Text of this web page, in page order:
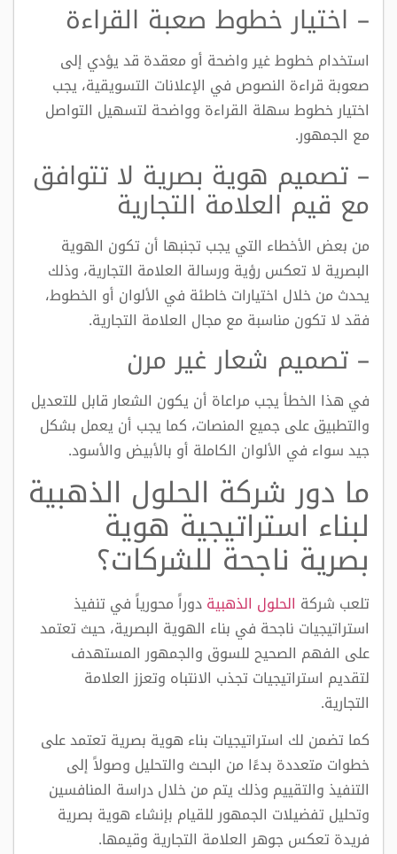
– اختيار خطوط صعبة القراءة
استخدام خطوط غير واضحة أو معقدة قد يؤدي إلى
صعوبة قراءة النصوص في الإعلانات التسويقية، يجب
اختيار خطوط سهلة القراءة وواضحة لتسهيل التواصل
مع الجمهور.
– تصميم هوية بصرية لا تتوافق
مع قيم العلامة التجارية
من بعض الأخطاء التي يجب تجنبها أن تكون الهوية
البصرية لا تعكس رؤية ورسالة العلامة التجارية، وذلك
يحدث من خلال اختيارات خاطئة في الألوان أو الخطوط،
فقد لا تكون مناسبة مع مجال العلامة التجارية.
– تصميم شعار غير مرن
في هذا الخطأ يجب مراعاة أن يكون الشعار قابل للتعديل
والتطبيق على جميع المنصات، كما يجب أن يعمل بشكل
جيد سواء في الألوان الكاملة أو بالأبيض والأسود.
ما دور شركة الحلول الذهبية
لبناء استراتيجية هوية
بصرية ناجحة للشركات؟
تلعب شركة الحلول الذهبيةدوراً محورياً في تنفيذ
استراتيجيات ناجحة في بناء الهوية البصرية، حيث تعتمد
على الفهم الصحيح للسوق والجمهور المستهدف
لتقديم استراتيجيات تجذب الانتباه وتعزز العلامة
التجارية.
كما تضمن لك استراتيجيات بناء هوية بصرية تعتمد على
خطوات متعددة بدءًا من البحث والتحليل وصولاً إلى
التنفيذ والتقييم وذلك يتم من خلال دراسة المنافسين
وتحليل تفضيلات الجمهور للقيام بإنشاء هوية بصرية
فريدة تعكس جوهر العلامة التجارية وقيمها.